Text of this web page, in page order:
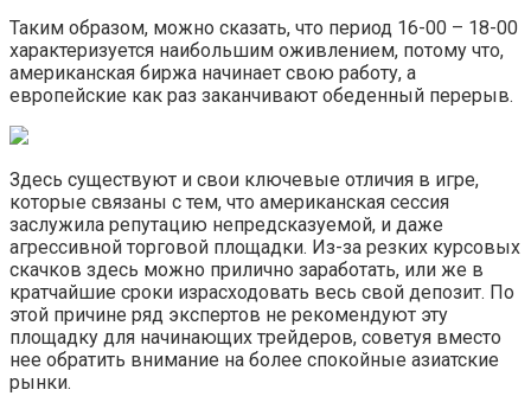
Таким образом, можно сказать, что период 16-00 – 18-00
характеризуется наибольшим оживлением, потому что,
американская биржа начинает свою работу, а
европейские как раз заканчивают обеденный перерыв.
Здесь существуют и свои ключевые отличия в игре,
которые связаны с тем, что американская сессия
заслужила репутацию непредсказуемой, и даже
агрессивной торговой площадки. Из-за резких курсовых
скачков здесь можно прилично заработать, или же в
кратчайшие сроки израсходовать весь свой депозит. По
этой причине ряд экспертов не рекомендуют эту
площадку для начинающих трейдеров, советуя вместо
нее обратить внимание на более спокойные азиатские
рынки.